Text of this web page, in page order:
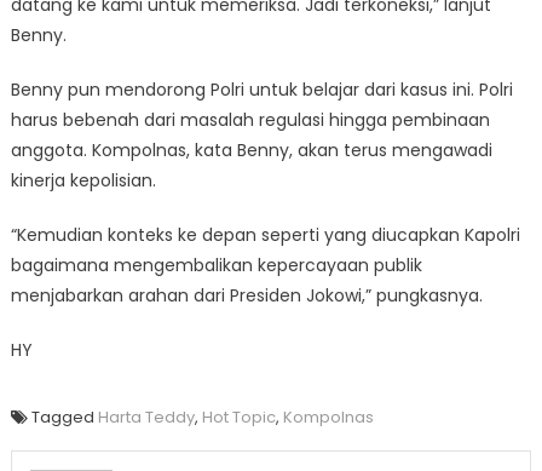
Benny.
Benny pun mendorong Polri untuk belajar dari kasus ini. Polri
harus bebenah dari masalah regulasi hingga pembinaan
anggota. Kompolnas, kata Benny, akan terus mengawadi
kinerja kepolisian.
“Kemudian konteks ke depan seperti yang diucapkan Kapolri
bagaimana mengembalikan kepercayaan publik
menjabarkan arahan dari Presiden Jokowi,” pungkasnya.
HY
Tagged Harta Teddy, Hot Topic, Kompolnas